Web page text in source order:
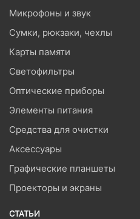
Микрофоны и звук
Сумки, рюкзаки, чехлы
Карты памяти
Светофильтры
Оптические приборы
Элементы питания
Средства для очистки
Аксессуары
Графические планшеты
Проекторы и экраны
СТАТЬИ